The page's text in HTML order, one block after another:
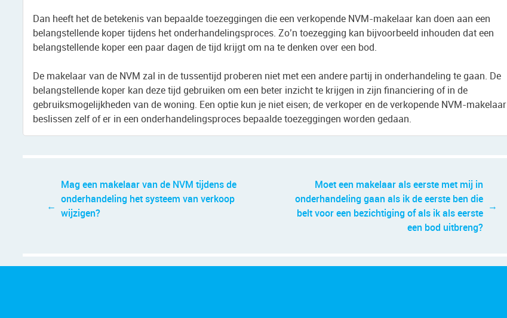
Dan heeft het de betekenis van bepaalde toezeggingen die een verkopende NVM-makelaar kan doen aan een
belangstellende koper tijdens het onderhandelingsproces. Zo’n toezegging kan bijvoorbeeld inhouden dat een
belangstellende koper een paar dagen de tijd krijgt om na te denken over een bod.
De makelaar van de NVM zal in de tussentijd proberen niet met een andere partij in onderhandeling te gaan. De
belangstellende koper kan deze tijd gebruiken om een beter inzicht te krijgen in zijn financiering of in de
gebruiksmogelijkheden van de woning. Een optie kun je niet eisen; de verkoper en de verkopende NVM-makelaar
beslissen zelf of er in een onderhandelingsproces bepaalde toezeggingen worden gedaan.
navigatieMag een makelaar van de NVM tijdens de
onderhandeling het systeem van verkoop
wijzigen?
Moet een makelaar als eerste met mij in
onderhandeling gaan als ik de eerste ben die
belt voor een bezichtiging of als ik als eerste
een bod uitbreng?